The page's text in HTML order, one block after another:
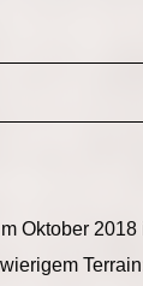
Oktober 2018